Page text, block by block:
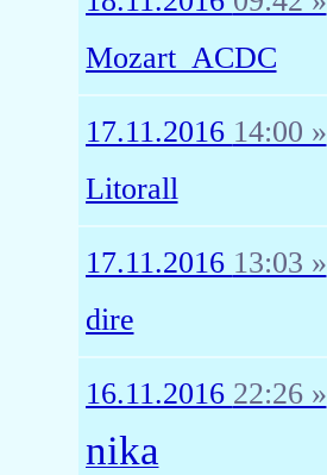
Mozart_ACDC
17.11.2016 14:00 »
Litorall
17.11.2016 13:03 »
dire
16.11.2016 22:26 »
nika